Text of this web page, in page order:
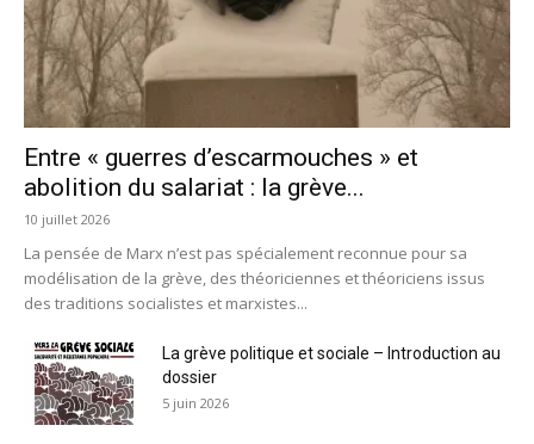
Entre « guerres d’escarmouches » et
abolition du salariat : la grève...
10 juillet 2026
La pensée de Marx n’est pas spécialement reconnue pour sa
modélisation de la grève, des théoriciennes et théoriciens issus
des traditions socialistes et marxistes...
La grève politique et sociale – Introduction au
dossier
5 juin 2026